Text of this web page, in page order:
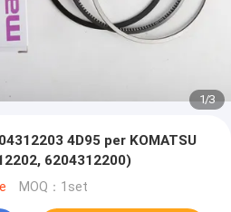
1/3
4D95 per KOMATSU
6204312200)
MOQ：1set